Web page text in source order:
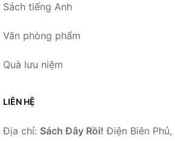
Sách tiếng Anh
Văn phòng phẩm
Quà lưu niệm
LIÊN HỆ
Địa chỉ: Sách Đây Rồi! Điện Biên Phủ,